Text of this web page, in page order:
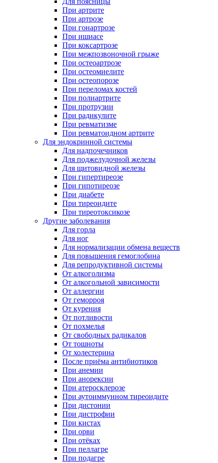
При артрите
При артрозе
При гонартрозе
При ишиасе
При коксартрозе
При межпозвоночной грыже
При остеоартрозе
При остеомиелите
При остеопорозе
При переломах костей
При полиартрите
При протрузии
При радикулите
При ревматизме
При ревматоидном артрите
Для эндокринной системы
Для надпочечников
Для поджелудочной железы
Для щитовидной железы
При гипертиреозе
При гипотиреозе
При диабете
При тиреоидите
При тиреотоксикозе
Другие заболевания
Для горла
Для ног
Для нормализации обмена веществ
Для повышения гемоглобина
Для репродуктивной системы
От алкоголизма
От алкогольной зависимости
От аллергии
От геморроя
От курения
От потливости
От похмелья
От свободных радикалов
От тошноты
От холестерина
После приёма антибиотиков
При анемии
При анорексии
При атеросклерозе
При аутоиммунном тиреоидите
При дистонии
При дистрофии
При кистах
При орви
При отёках
При пеллагре
При подагре